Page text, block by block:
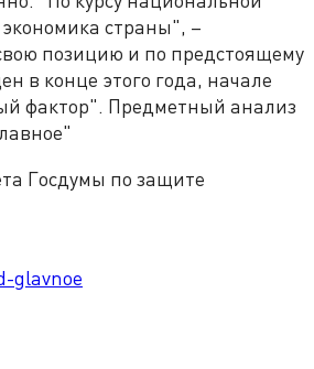
страны", –
позицию и по предстоящему
в конце этого года, начале
фактор". Предметный анализ
Госдумы по защите
glavnoe